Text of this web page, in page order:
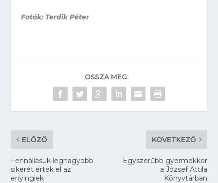
Fotók: Terdik Péter
OSSZA MEG:
ELŐZŐ
Fennállásuk legnagyobb
sikerét érték el az
enyingiek
KÖVETKEZŐ
Egyszerűbb gyermekkor
a József Attila
Könyvtárban